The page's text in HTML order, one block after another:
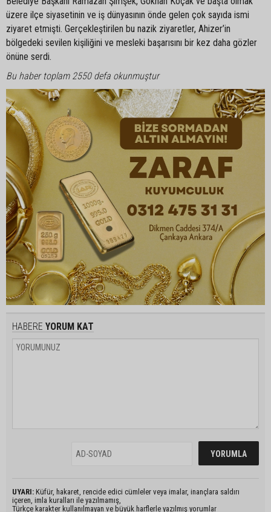
üzere ilçe siyasetinin ve iş dünyasının önde gelen çok sayıda ismi
ziyaret etmişti. Gerçekleştirilen bu nazik ziyaretler, Ahizer’in
bölgedeki sevilen kişiliğini ve mesleki başarısını bir kez daha gözler
önüne serdi.
Bu haber toplam 2550 defa okunmuştur
HABERE YORUM KAT
UYARI: Küfür, hakaret, rencide edici cümleler veya imalar, inançlara saldırı
içeren, imla kuralları ile yazılmamış,
Türkçe karakter kullanılmayan ve büyük harflerle yazılmış yorumlar